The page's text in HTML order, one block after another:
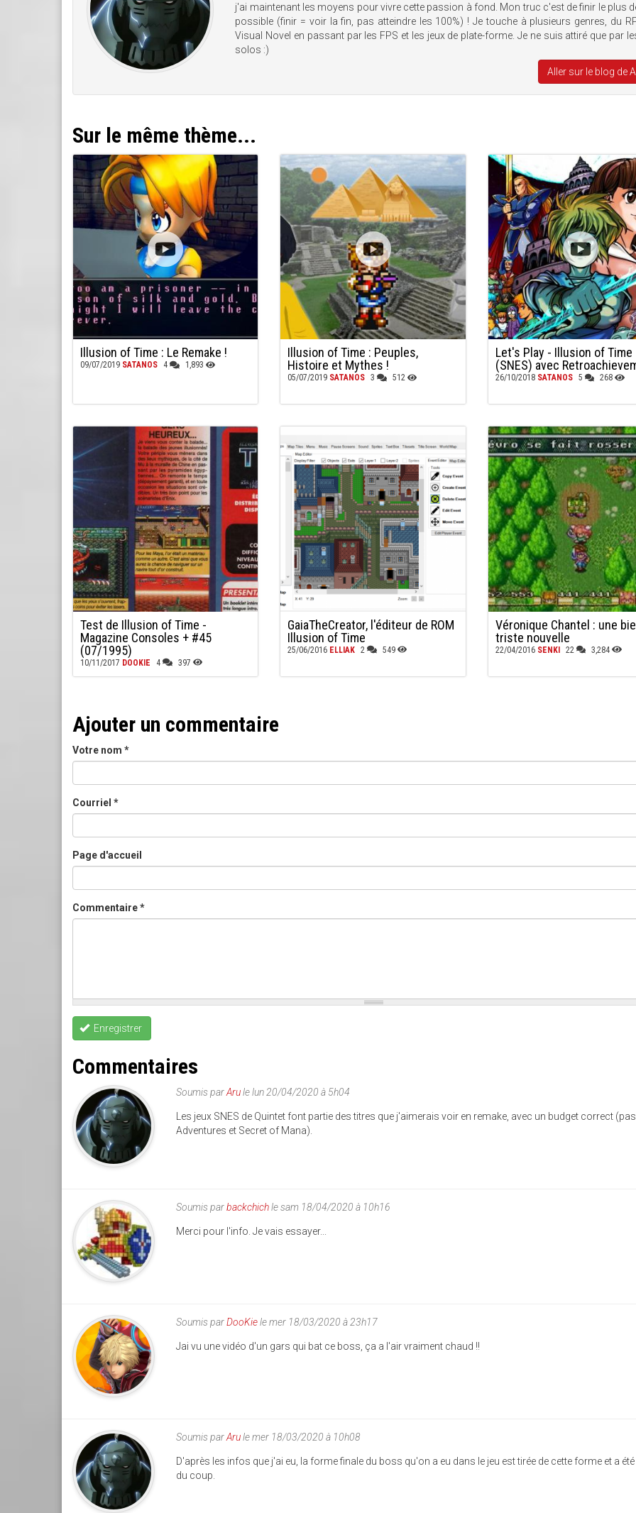
j'ai maintenant les moyens pour vivre cette passion à fond. Mon truc c'est de finir le plus
possible (finir = voir la fin, pas atteindre les 100%) ! Je touche à plusieurs genres, du
Visual Novel en passant par les FPS et les jeux de plate-forme. Je ne suis attiré que par
solos :)
Aller sur le blog de
Sur le même thème...
Illusion of Time : Le Remake !
09/07/2019 SATANOS 4 1,893
Illusion of Time : Peuples,
Histoire et Mythes !
05/07/2019 SATANOS 3 512
Let's Play - Illusion of Time
(SNES) avec
26/10/2018 SATANOS 5 268
Test de Illusion of Time -
Magazine Consoles + #45
(07/1995)
10/11/2017 DOOKIE 4 397
GaiaTheCreator, l'éditeur de ROM
Illusion of Time
25/06/2016 ELLIAK 2 549
Véronique Chantel : une
triste nouvelle
22/04/2016 SENKI 22 3,284
Ajouter un commentaire
Votre nom *
Courriel *
Page d'accueil
Commentaire*
Enregistrer
Commentaires
Soumis parArule lun 20/04/2020 à 5h04
Les jeux SNES de Quintet font partie des titres que j'aimerais voir en remake, avec un budget correct
Adventures et Secret of Mana).
Soumis parbackchichle sam 18/04/2020 à 10h16
Merci pour l'info. Je vais essayer...
Soumis parDooKiele mer 18/03/2020 à 23h17
Jai vu une vidéo d'un gars qui bat ce boss, ça a l'air vraiment chaud !!
Soumis parArule mer 18/03/2020 à 10h08
D'après les infos que j'ai eu, la forme finale du boss qu'on a eu dans le jeu est tirée de cette forme et a
du coup.